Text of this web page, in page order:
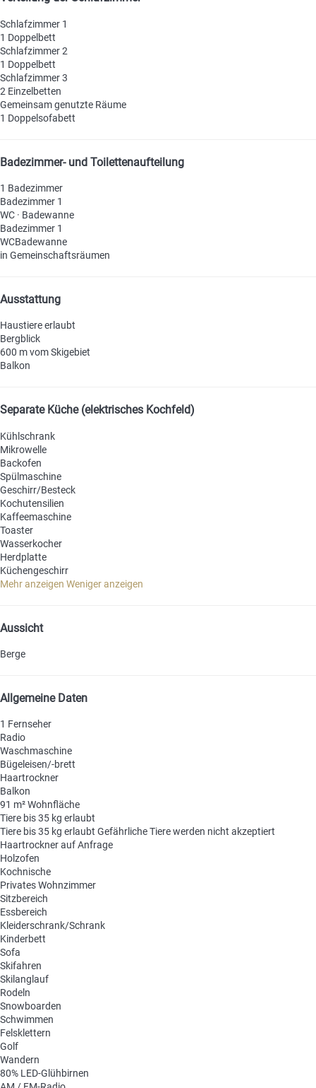
Schlafzimmer 1
1 Doppelbett
Schlafzimmer 2
1 Doppelbett
Schlafzimmer 3
2 Einzelbetten
Gemeinsam genutzte Räume
1 Doppelsofabett
Badezimmer- und Toilettenaufteilung
1 Badezimmer
Badezimmer 1
WC · Badewanne
Badezimmer 1
WCBadewanne
in Gemeinschaftsräumen
Ausstattung
Haustiere erlaubt
Bergblick
600 m vom Skigebiet
Balkon
Separate Küche (elektrisches Kochfeld)
Kühlschrank
Mikrowelle
Backofen
Spülmaschine
Geschirr/Besteck
Kochutensilien
Kaffeemaschine
Toaster
Wasserkocher
Herdplatte
Küchengeschirr
Mehr anzeigen Weniger anzeigen
Aussicht
Berge
Allgemeine Daten
1 Fernseher
Radio
Waschmaschine
Bügeleisen/-brett
Haartrockner
Balkon
91 m² Wohnfläche
Tiere bis 35 kg erlaubt
Tiere bis 35 kg erlaubt Gefährliche Tiere werden nicht akzeptiert
Haartrockner auf Anfrage
Holzofen
Kochnische
Privates Wohnzimmer
Sitzbereich
Essbereich
Kleiderschrank/Schrank
Kinderbett
Sofa
Skifahren
Skilanglauf
Rodeln
Snowboarden
Schwimmen
Felsklettern
Golf
Wandern
80% LED-Glühbirnen